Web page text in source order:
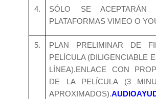
4.
SÓLO SE
PLATAFORMAS VIMEO O
5.
PLAN PRELIMINAR DE
PELÍCULA (DILIGENCIABLE
LÍNEA).ENLACE CON
DE LA PELÍCULA (3
APROXIMADOS).